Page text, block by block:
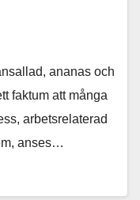
ananas och
faktum att många
arbetsrelaterad
anses…